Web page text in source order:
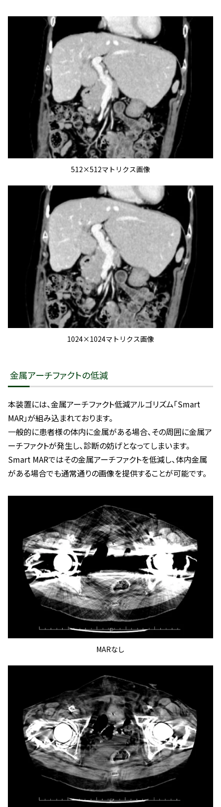
512×512マトリクス画像
1024×1024マトリクス画像
金属アーチファクトの低減
本装置には、金属アーチファクト低減アルゴリズム「Smart
MAR」が組み込まれております。
一般的に患者様の体内に金属がある場合、その周囲に金属ア
ーチファクトが発生し、診断の妨げとなってしまいます。
Smart MARではその金属アーチファクトを低減し、体内金属
がある場合でも通常通りの画像を提供することが可能です。
MARなし